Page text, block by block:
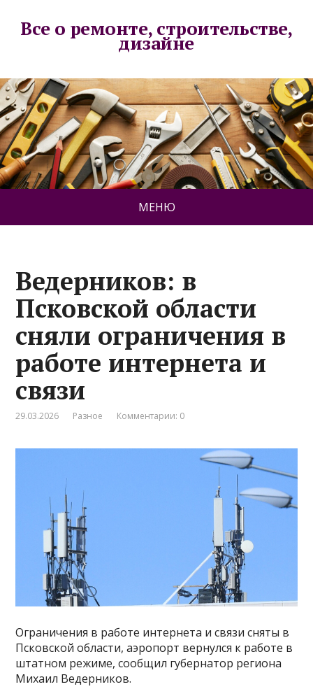
Все о ремонте, строительстве,
дизайне
МЕНЮ
Ведерников: в
Псковской области
сняли ограничения в
работе интернета и
связи
29.03.2026 Разное Комментарии: 0
Ограничения в работе интернета и связи сняты в
Псковской области, аэропорт вернулся к работе в
штатном режиме, сообщил губернатор региона
Михаил Ведерников.